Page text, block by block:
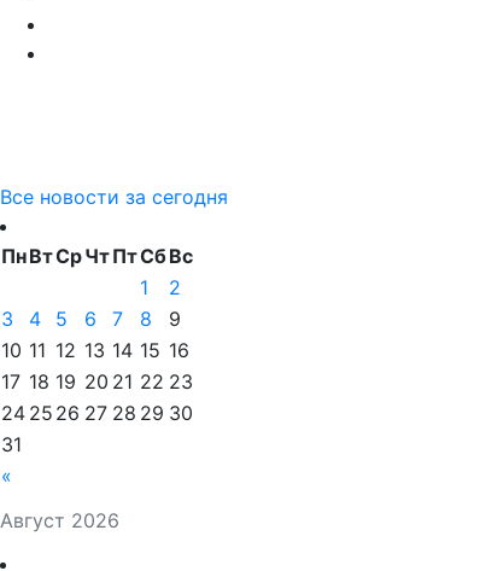
Все новости за сегодня
Август 2026
ПнВтСрЧтПтСбВс
«
1
2
3
4 5 6 7 8
9
10 11 12 13 14 15 16
17 18 19 20 21 22 23
24 25 26 27 28 29 30
31